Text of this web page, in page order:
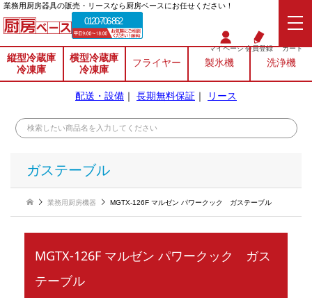
業務⽤厨房器具の販売・リースなら厨房ベースにお任せください！
0120-706-862
マイページ会員登録 カート
縦型冷蔵庫
冷凍庫
横型冷蔵庫
冷凍庫
フライヤー 製氷機 洗浄機
配送・設備 ｜ 長期無料保証 ｜ リース
ガステーブル
業務用厨房機器 MGTX-126F マルゼン パワークック ガステーブル
MGTX-126F マルゼン パワークック ガス
テーブル